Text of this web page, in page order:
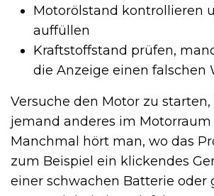
Motorölstand kontrollieren
auffüllen
Kraftstoffstand prüfen,
die Anzeige einen falschen
Versuche den Motor zu
jemand anderes im Motorraum
Manchmal hört man, wo das
zum Beispiel ein klickendes
einer schwachen Batterie oder